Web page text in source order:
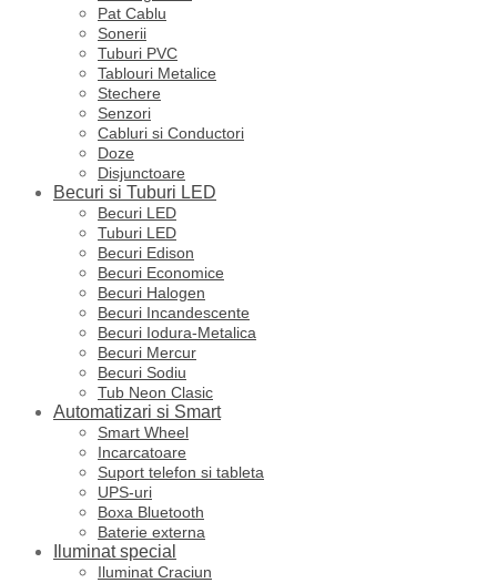
Pat Cablu
Sonerii
Tuburi PVC
Tablouri Metalice
Stechere
Senzori
Cabluri si Conductori
Doze
Disjunctoare
Becuri si Tuburi LED
Becuri LED
Tuburi LED
Becuri Edison
Becuri Economice
Becuri Halogen
Becuri Incandescente
Becuri Iodura-Metalica
Becuri Mercur
Becuri Sodiu
Tub Neon Clasic
Automatizari si Smart
Smart Wheel
Incarcatoare
Suport telefon si tableta
UPS-uri
Boxa Bluetooth
Baterie externa
Iluminat special
Iluminat Craciun